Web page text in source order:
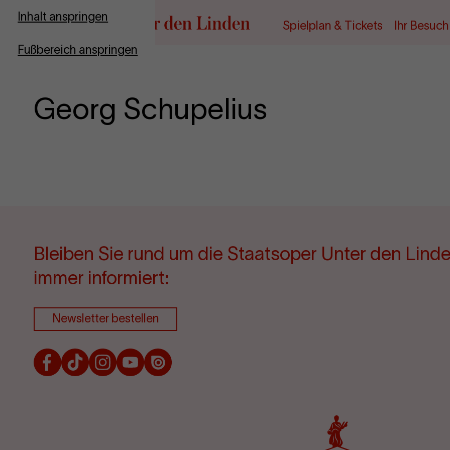
Inhalt anspringen
Fußbereich anspringen
Zur Startseite
Spielplan & Tickets Ihr Besuch
Georg Schupelius
Bleiben Sie rund um die Staatsoper Unter den
immer informiert:
Newsletter bestellen
Facebook
TikTokInstagram
Youtube
Issuu